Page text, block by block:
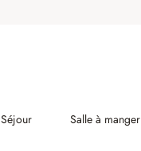
Séjour Salle à manger